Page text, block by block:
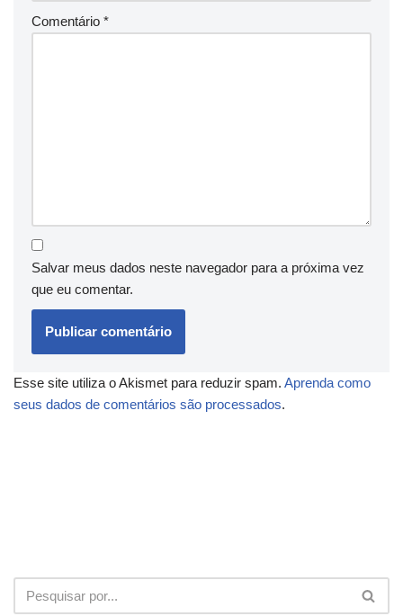
Comentário *
Salvar meus dados neste navegador para a próxima vez
que eu comentar.
Esse site utiliza o Akismet para reduzir spam. Aprenda como
seus dados de comentários são processados.